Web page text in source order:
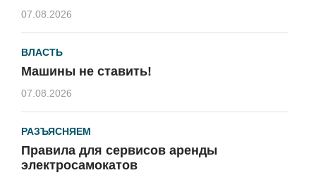
07.08.2026
ВЛАСТЬ
Машины не ставить!
07.08.2026
РАЗЪЯСНЯЕМ
Правила для сервисов аренды
электросамокатов